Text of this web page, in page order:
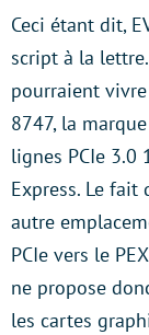
Ceci étant dit,
script à la
pourraient
8747, la
lignes PCIe 3.0
Express. Le fait
autre
PCIe vers le
ne propose
les cartes